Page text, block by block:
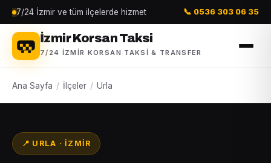
7/24 İzmir ve tüm ilçelerde hizmet 📞 0536 303 06 35
İzmir Korsan Taksi
7/24 İZMIR KORSAN TAKSI & TRANSFER
Ana Sayfa / İlçeler / Urla
📍 URLA · İZMIR